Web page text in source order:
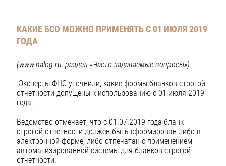
КАКИЕ БСО МОЖНО ПРИМЕНЯТЬ С 01 ИЮЛЯ 2019
ГОДА
(www.nalog.ru, раздел «Часто задаваемые вопросы»)
Эксперты ФНС уточнили, какие формы бланков строгой
отчетности допущены к использованию с 01 июля 2019
года.
Ведомство отмечает, что с 01.07.2019 года бланк
строгой отчетности должен быть сформирован либо в
электронной форме, либо отпечатан с применением
автоматизированной системы для бланков строгой
отчетности.